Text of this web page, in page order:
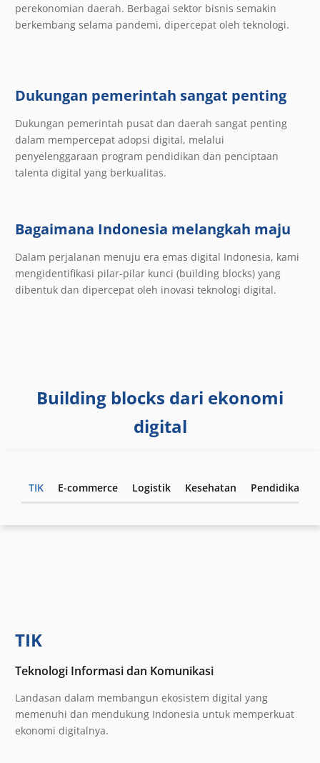
perekonomian daerah. Berbagai sektor bisnis semakin
berkembang selama pandemi, dipercepat oleh teknologi.
Dukungan pemerintah sangat penting
Dukungan pemerintah pusat dan daerah sangat penting
dalam mempercepat adopsi digital, melalui
penyelenggaraan program pendidikan dan penciptaan
talenta digital yang berkualitas.
Bagaimana Indonesia melangkah maju
Dalam perjalanan menuju era emas digital Indonesia, kami
mengidentifikasi pilar-pilar kunci (building blocks) yang
dibentuk dan dipercepat oleh inovasi teknologi digital.
Building blocks dari ekonomi
digital
TIK E-commerce Logistik Kesehatan Pendidikan
TIK
Teknologi Informasi dan Komunikasi
Landasan dalam membangun ekosistem digital yang
memenuhi dan mendukung Indonesia untuk memperkuat
ekonomi digitalnya.